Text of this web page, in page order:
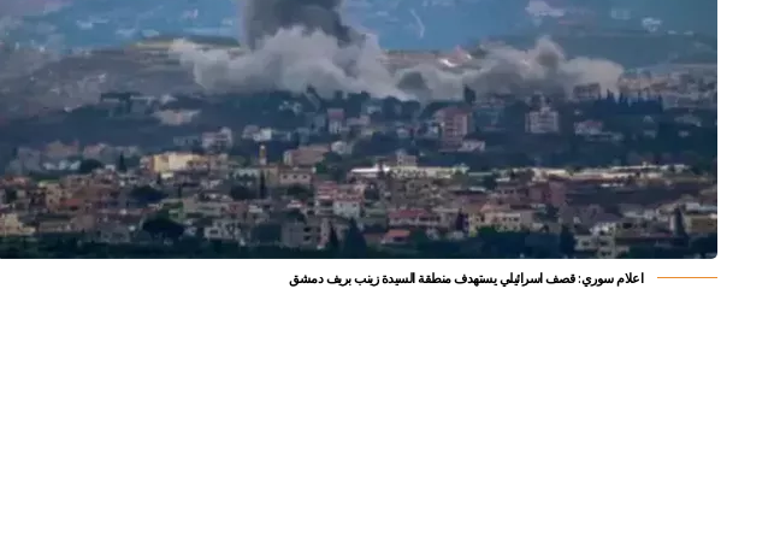
اعلام سوري: قصف اسرائيلي يستهدف منطقة السيدة زينب بريف دمشق